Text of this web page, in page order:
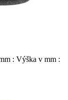
: Výška v mm :